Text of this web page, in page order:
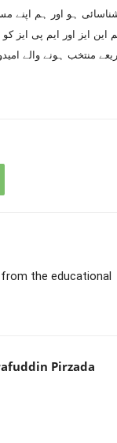
ہو اور ہم اپنے
ایز اور ایم پی ایز
the educational
Pirzada